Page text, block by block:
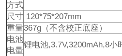
方式
尺寸 120*75*207mm
重量367g（不含校正底座）
电池
电量
锂电池,3.7V,3200mAh,8小